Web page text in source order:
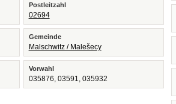
Postleitzahl
02694
Gemeinde
Malschwitz / Malešecy
Vorwahl
035876, 03591, 035932